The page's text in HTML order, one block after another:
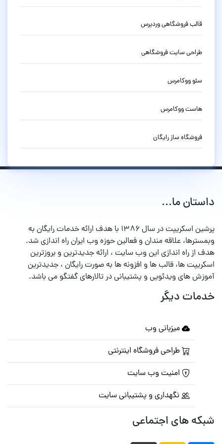
قالب فروشگاهی وردپرس
طراحی سایت فروشگاهی
سئو ووکامرس
هاست ووکامرس
فروشگاه ساز رایگان
داستان ما...
پرشین اسکریپت در سال ۱۳۸۶ با هدف ارائه خدمات رایگان به
وبمسترها، علاقه مندان و فعالین حوزه وب ایران راه اندازی شد.
هدف از راه اندازی این وب سایت ، ارائه جدیدترین و بروزترین
اسکریپت ها، قالب ها و افزونه ها به صورت رایگان ، جدیدترین
آموزش های ویدئویی و پشتیبانی در تالارهای گفتگو می باشد.
خدمات دیگر
میزبانی وب
طراحی فروشگاه اینترنتی
امنیت وب سایت
نگهداری و پشتیبانی سایت
شبکه های اجتماعی